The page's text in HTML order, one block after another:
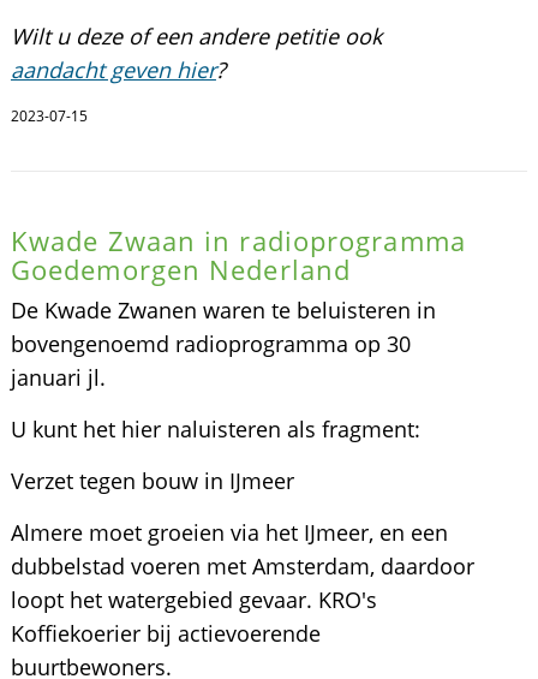
Wilt u deze of een andere petitie ook
aandacht geven hier?
2023-07-15
Kwade Zwaan in radioprogramma
Goedemorgen Nederland
De Kwade Zwanen waren te beluisteren in
bovengenoemd radioprogramma op 30
januari jl.
U kunt het hier naluisteren als fragment:
Verzet tegen bouw in IJmeer
Almere moet groeien via het IJmeer, en een
dubbelstad voeren met Amsterdam, daardoor
loopt het watergebied gevaar. KRO's
Koffiekoerier bij actievoerende
buurtbewoners.